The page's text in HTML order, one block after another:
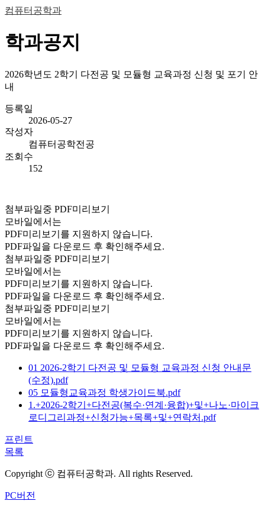
컴퓨터공학과
학과공지
2026학년도 2학기 다전공 및 모듈형 교육과정 신청 및 포기 안
내
등록일
2026-05-27
작성자
컴퓨터공학전공
조회수
152
첨부파일중 PDF미리보기
모바일에서는
PDF미리보기를 지원하지 않습니다.
PDF파일을 다운로드 후 확인해주세요.
첨부파일중 PDF미리보기
모바일에서는
PDF미리보기를 지원하지 않습니다.
PDF파일을 다운로드 후 확인해주세요.
첨부파일중 PDF미리보기
모바일에서는
PDF미리보기를 지원하지 않습니다.
PDF파일을 다운로드 후 확인해주세요.
01 2026-2학기 다전공 및 모듈형 교육과정 신청 안내문
(수정).pdf
05 모듈형교육과정 학생가이드북.pdf
1.+2026-2학기+다전공(복수·연계·융합)+및+나노·마이크
로디그리과정+신청가능+목록+및+연락처.pdf
프린트
목록
Copyright ⓒ 컴퓨터공학과. All rights Reserved.
PC버전